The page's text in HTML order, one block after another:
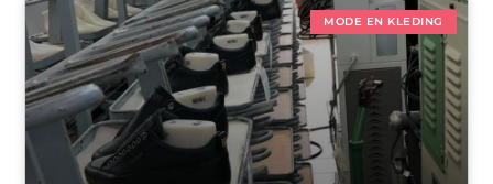
MODE EN KLEDING